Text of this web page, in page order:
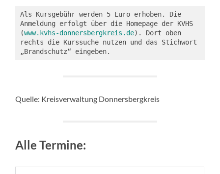
Als Kursgebühr werden 5 Euro erhoben. Die
Anmeldung erfolgt über die Homepage der KVHS
(www.kvhs-donnersbergkreis.de). Dort oben
rechts die Kurssuche nutzen und das Stichwort
„Brandschutz“ eingeben.
Quelle: Kreisverwaltung Donnersbergkreis
Alle Termine: